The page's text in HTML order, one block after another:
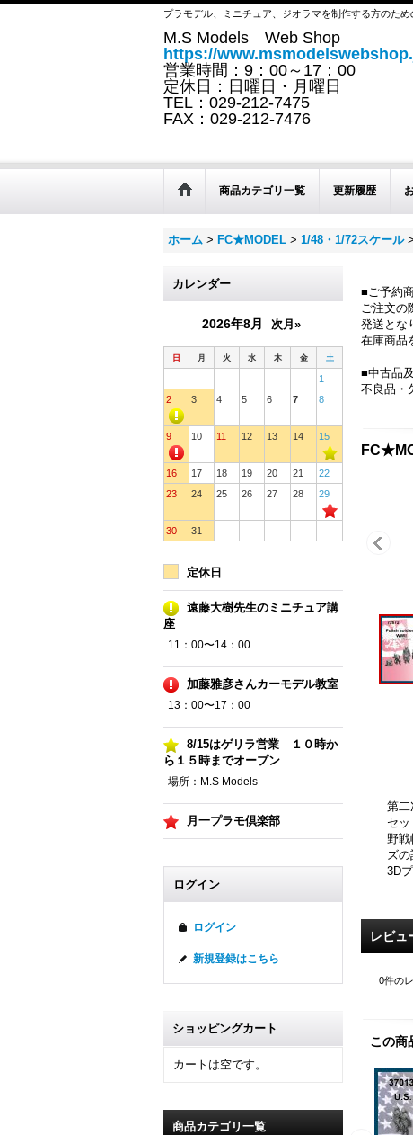
プラモデル、ミニチュア、ジオラマを制作する方のた
M.S Models Web Shop
https://
営業時間：9：00～17：00
定休日：日曜日・月曜日
TEL：029-212-7475
FAX：029-212-7476
商品カテゴリ一覧 更新履歴
ホーム > FC★MODEL > 1/48・1/72スケール >
カレンダー
2026年8月 次月»
日 月 火 水 木 金 土
1
2
3 4 5 6 7 8
9 10 11 12 13 14 15
16 17 18 19 20 21
22
23
24 25 26 27 28 29
30 31
定休日
遠藤大樹先生のミニチュア講
座
11：00〜14：00
加藤雅彦さんカーモデル教室
13：00〜17：00
8/15はゲリラ営業 １０時か
ら１５時までオープン
場所：M.S Models
月一プラモ倶楽部
ログイン
ログイン
新規登録はこちら
ショッピングカート
カートは空です。
商品カテゴリ一覧
■ご予約
ご注文の
発送とな
在庫商品
■中古品
不良品・
第二
セッ
野戦
ズ
3D
レビュ
0件の
この商